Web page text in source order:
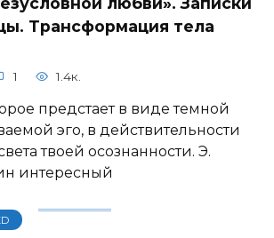
Трансформация тела
1 1.4к.
предстает в виде темной
эго, в действительности
твоей осознанности. Э.
интересный